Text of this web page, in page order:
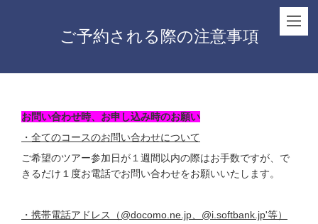
ご予約される際の注意事項
お問い合わせ時、お申し込み時のお願い
・全てのコースのお問い合わせについて
ご希望のツアー参加日が１週間以内の際はお手数ですが、で
きるだけ１度お電話でお問い合わせをお願いいたします。
・携帯電話アドレス（@docomo.ne.jp、@i.softbank.jp'等）